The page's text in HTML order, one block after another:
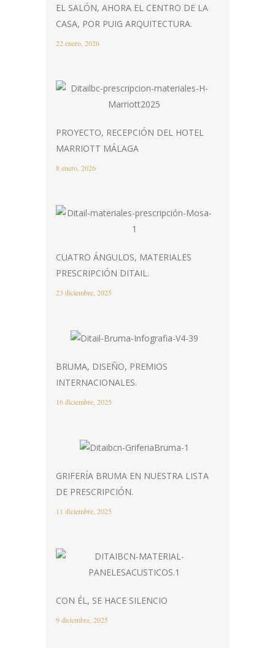
EL SALÓN, AHORA EL CENTRO DE LA
CASA, POR PUIG ARQUITECTURA.
22 enero, 2026
PROYECTO, RECEPCIÓN DEL HOTEL
MARRIOTT MÁLAGA
8 enero, 2026
CUATRO ÁNGULOS, MATERIALES
PRESCRIPCIÓN DITAIL.
23 diciembre, 2025
BRUMA, DISEÑO, PREMIOS
INTERNACIONALES.
16 diciembre, 2025
GRIFERÍA BRUMA EN NUESTRA LISTA
DE PRESCRIPCIÓN.
11 diciembre, 2025
CON ÉL, SE HACE SILENCIO
9 diciembre, 2025